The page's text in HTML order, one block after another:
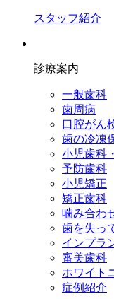
スタッフ紹介
診療案内
一般歯科
歯周病
口腔がん
歯の冷凍
小児歯科
予防歯科
小児矯正
矯正歯科
噛み合わ
歯を失っ
インプラ
審美歯科
ホワイト
症例紹介